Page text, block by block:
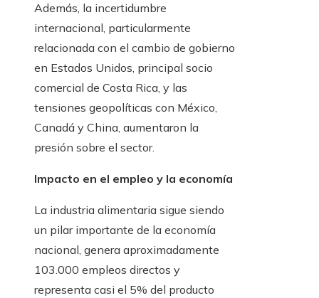
Además, la incertidumbre
internacional, particularmente
relacionada con el cambio de gobierno
en Estados Unidos, principal socio
comercial de Costa Rica, y las
tensiones geopolíticas con México,
Canadá y China, aumentaron la
presión sobre el sector.
Impacto en el empleo y la economía
La industria alimentaria sigue siendo
un pilar importante de la economía
nacional, genera aproximadamente
103.000 empleos directos y
representa casi el 5% del producto